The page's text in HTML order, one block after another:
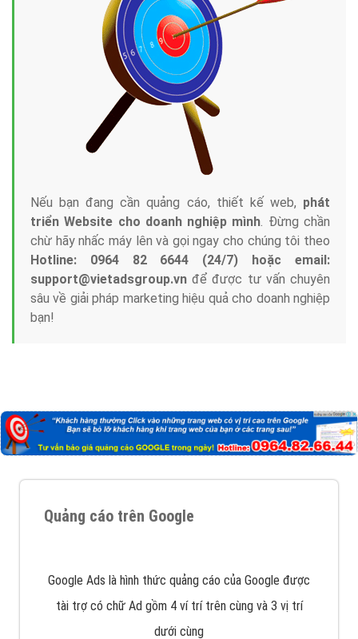
Nếu bạn đang cần quảng cáo, thiết kế web, phát
triển Website cho doanh nghiệp mình. Đừng chần
chừ hãy nhấc máy lên và gọi ngay cho chúng tôi theo
Hotline: 0964 82 6644 (24/7) hoặc email:
support@vietadsgroup.vn để được tư vấn chuyên
sâu về giải pháp marketing hiệu quả cho doanh nghiệp
bạn!
Quảng cáo trên Google